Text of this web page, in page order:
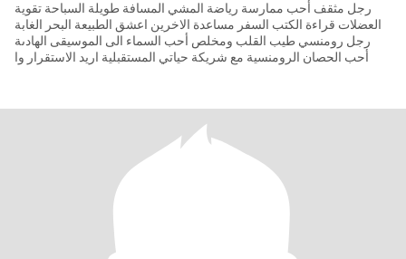
رجل مثقف أحب ممارسة رياضة المشي المسافة طويلة السباحة تقوية
العضلات قراءة الكتب السفر مساعدة الاخرين اعشق الطبيعة البحر الغابة
رجل رومنسي طيب القلب ومخلص أحب السماء الى الموسيقى الهادىة
أحب الحصان الرومنسية مع شريكة حياتي المستقبلية اريد الاستقرار وا